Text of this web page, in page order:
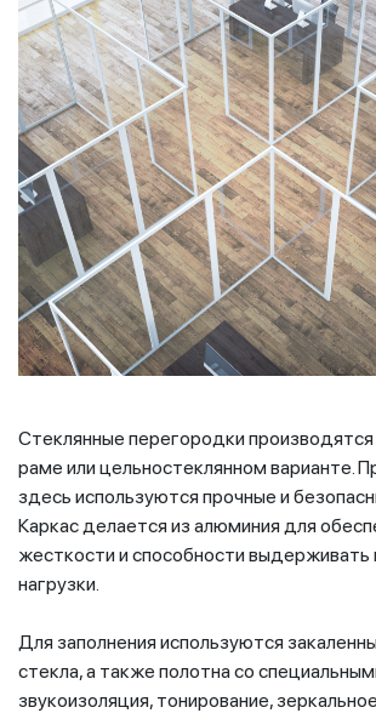
Стеклянные перегородки
раме или цельностеклянном варианте.
здесь используются прочные и
Каркас делается из алюминия для
жесткости и способности выдерживать
нагрузки.
Для заполнения используются
стекла, а также полотна со
звукоизоляция, тонирование,